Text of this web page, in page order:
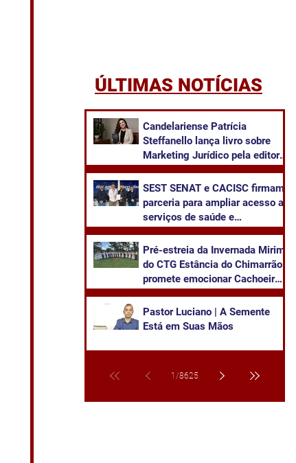
ÚLTIMAS NOTÍCIAS
Candelariense Patrícia
Steffanello lança livro sobre
Marketing Jurídico pela editora
SEST SENAT e CACISC firmam
parceria para ampliar acesso a
serviços de saúde e
Pré-estreia da Invernada Mirim
do CTG Estância do Chimarrão
promete emocionar Cachoeira
Pastor Luciano | A Semente
Está em Suas Mãos
1 /8625